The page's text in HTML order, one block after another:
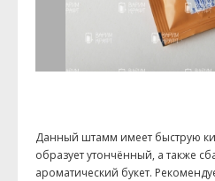
Данный штамм имеет быструю
образует утончённый, а также
ароматический букет.